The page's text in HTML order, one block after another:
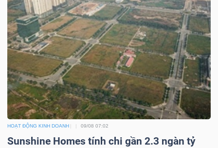
HOẠT ĐỘNG KINH DOANH 09/08 07:02
Sunshine Homes tính chi gần 2.3 ngàn tỷ